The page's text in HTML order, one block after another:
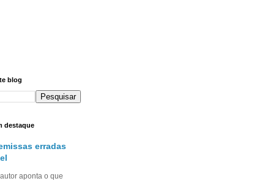
blog
destaque
erradas
aponta o que